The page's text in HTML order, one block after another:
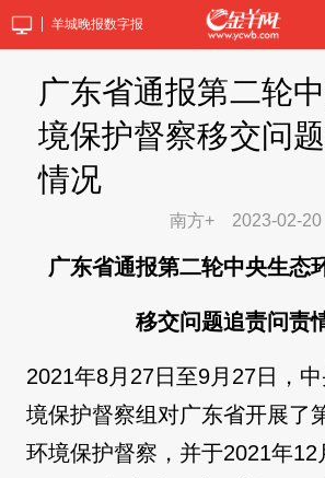
羊城晚报数字报
广东省通报第二轮
境保护督察移交问
情况
南方+ 2023-02-20
广东省通报第二轮中央生态
移交问题追责问责
2021年8月27日至9月27日，
境保护督察组对广东省开展了
环境保护督察，并于2021年12